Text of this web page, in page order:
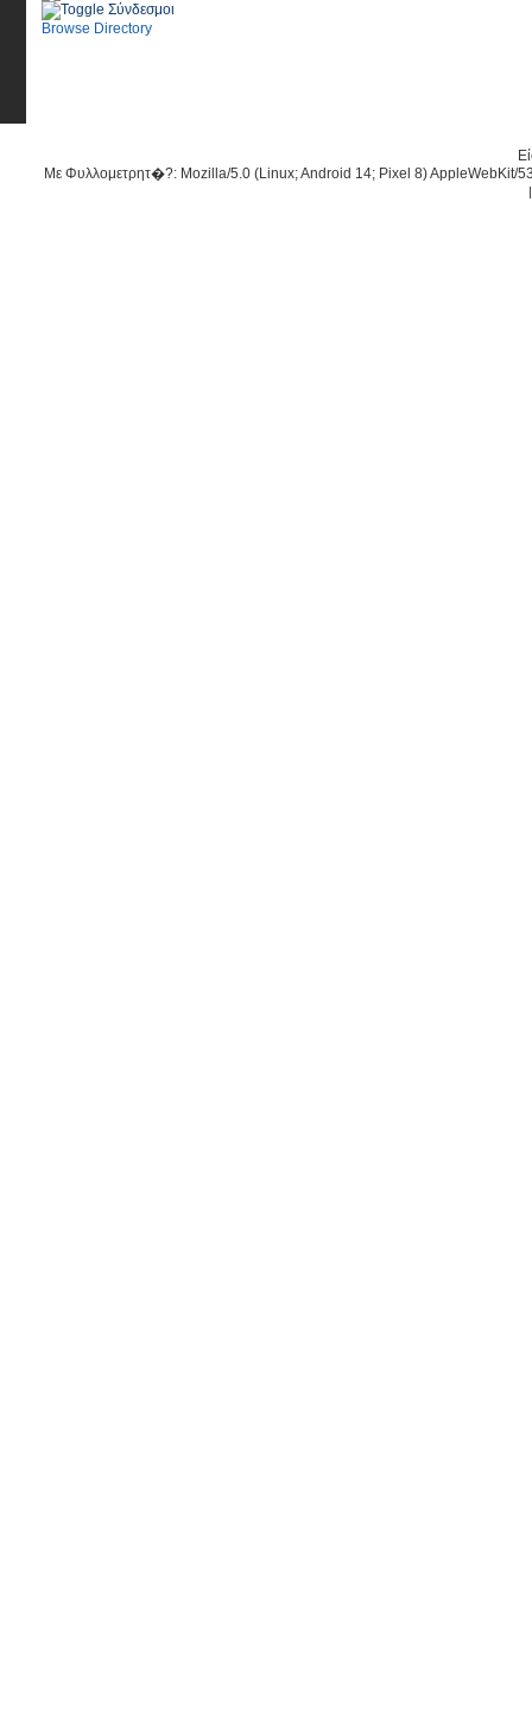
Σύνδεσμοι
Browse Directory
Με Φυλλομετρητ�?: Mozilla/5.0 (Linux; Android 14; Pixel 8) AppleWebKit/